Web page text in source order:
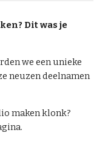
Dit was je
we een unieke
neuzen deelnamen
maken klonk?